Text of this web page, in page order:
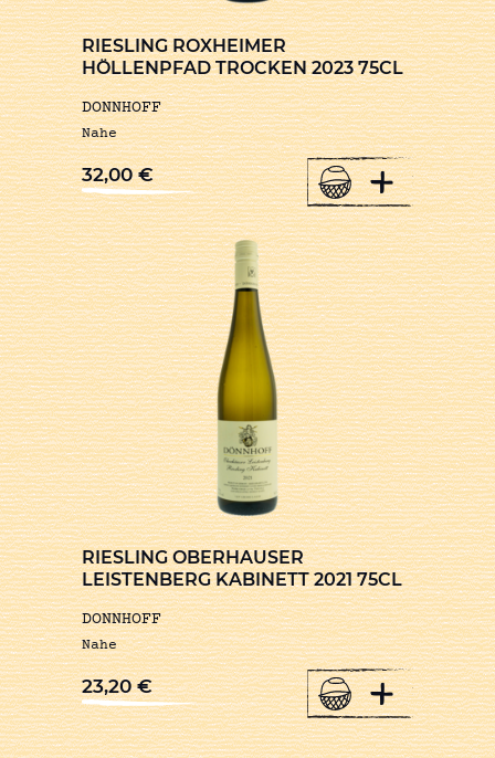
RIESLING ROXHEIMER
HÖLLENPFAD TROCKEN 2023 75CL
DONNHOFF
Nahe
32,00€ +
RIESLING OBERHAUSER
LEISTENBERG KABINETT 2021 75CL
DONNHOFF
Nahe
23,20€ +